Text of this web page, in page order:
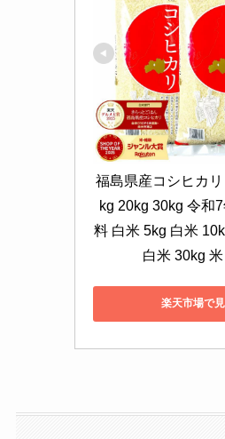
福島県産コシヒカ
kg 20kg 30kg 令和
料 白米 5kg 白米
白米 30kg
楽天市場で